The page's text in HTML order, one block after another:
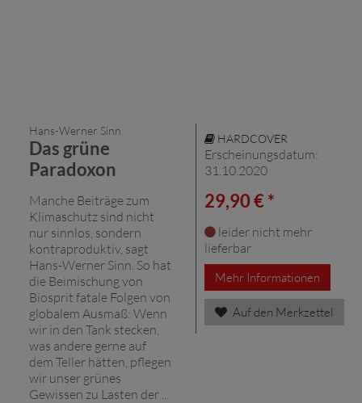
Hans-Werner Sinn
Das grüne
Paradoxon
Manche Beiträge zum
Klimaschutz sind nicht
nur sinnlos, sondern
kontraproduktiv, sagt
Hans-Werner Sinn. So hat
die Beimischung von
Biosprit fatale Folgen von
globalem Ausmaß: Wenn
wir in den Tank stecken,
was andere gerne auf
dem Teller hätten, pflegen
wir unser grünes
Gewissen zu Lasten der ...
HARDCOVER
Erscheinungsdatum:
31.10.2020
29,90 € *
leider nicht mehr
lieferbar
Mehr Informationen
Auf den Merkzettel